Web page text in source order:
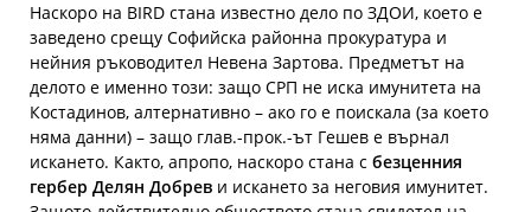
Наскоро на BIRD стана известно дело по ЗДОИ, което е
заведено срещу Софийска районна прокуратура и
нейния ръководител Невена Зартова. Предметът на
делото е именно този: защо СРП не иска имунитета на
Костадинов, алтернативно – ако го е поискала (за което
няма данни) – защо глав.-прок.-ът Гешев е върнал
искането. Както, апропо, наскоро стана с безценния
гербер Делян Добрев и искането за неговия имунитет.